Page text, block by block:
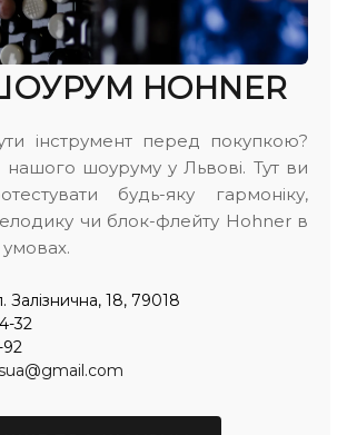
HOHNER
інструмент перед покупкою?
нашого шоуруму у Львові. Тут ви
будь-яку гармоніку,
чи блок-флейту Hohner в
Залізнична, 18, 79018
32
92